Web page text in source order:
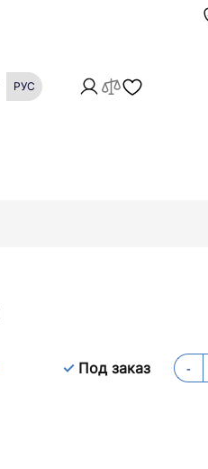
РУС
Под заказ -